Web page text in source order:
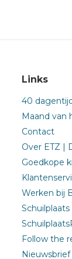
Links
40
Maand van
Contact
Over ETZ |
Goedkope
Werken bij
Schuilplaats
Follow the
Nieuwsbrief